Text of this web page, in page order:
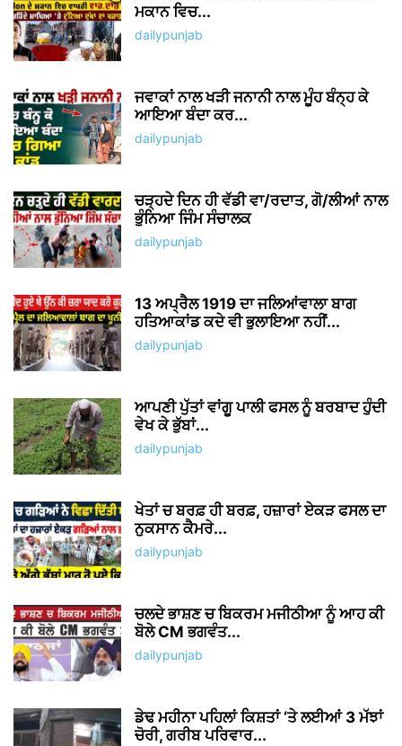
ਮਕਾਨ ਵਿਚ...
dailypunjab
ਜਵਾਕਾਂ ਨਾਲ ਖੜੀ ਜਨਾਨੀ ਨਾਲ ਮੂੰਹ ਬੰਨ੍ਹ ਕੇ
ਆਇਆ ਬੰਦਾ ਕਰ...
dailypunjab
ਚੜ੍ਹਦੇ ਦਿਨ ਹੀ ਵੱਡੀ ਵਾ/ਰਦਾਤ, ਗੋ/ਲੀਆਂ ਨਾਲ
ਭੁੰਨਿਆ ਜਿੰਮ ਸੰਚਾਲਕ
dailypunjab
13 ਅਪ੍ਰੈਲ 1919 ਦਾ ਜਲਿਆਂਵਾਲਾ ਬਾਗ
ਹਤਿਆਕਾਂਡ ਕਦੇ ਵੀ ਭੁਲਾਇਆ ਨਹੀਂ...
dailypunjab
ਆਪਣੀ ਪੁੱਤਾਂ ਵਾਂਗੂ ਪਾਲੀ ਫਸਲ ਨੂੰ ਬਰਬਾਦ ਹੁੰਦੀ
ਵੇਖ ਕੇ ਭੁੱਬਾਂ...
dailypunjab
ਖੇਤਾਂ ਚ ਬਰਫ਼ ਹੀ ਬਰਫ਼, ਹਜ਼ਾਰਾਂ ਏਕੜ ਫਸਲ ਦਾ
ਨੁਕਸਾਨ ਕੈਮਰੇ...
dailypunjab
ਚਲਦੇ ਭਾਸ਼ਣ ਚ ਬਿਕਰਮ ਮਜੀਠੀਆ ਨੂੰ ਆਹ ਕੀ
ਬੋਲੇ CM ਭਗਵੰਤ...
dailypunjab
ਡੇਢ ਮਹੀਨਾ ਪਹਿਲਾਂ ਕਿਸ਼ਤਾਂ ‘ਤੇ ਲਈਆਂ 3 ਮੱਝਾਂ
ਚੋਰੀ, ਗਰੀਬ ਪਰਿਵਾਰ...